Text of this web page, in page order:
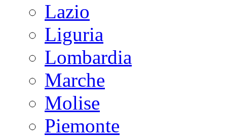
Lazio
Liguria
Lombardia
Marche
Molise
Piemonte